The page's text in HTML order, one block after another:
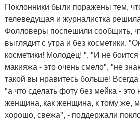
Поклонники были поражены тем,
телеведущая и журналистка
Фолловеры поспешили сообщить,
выглядит с утра и без косметики.
косметики! Молодец! ", "И не
макияжа - это очень смело", "не
такой вы нравитесь больше! Всегда
"а что сделать фоту без мейка -
женщина, как женщина, к тому же,
хорошо, свежа", - поддержали